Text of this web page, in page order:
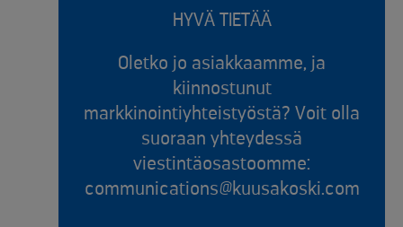
HYVÄ TIETÄÄ
Oletko jo asiakkaamme, ja
kiinnostunut
markkinointiyhteistyöstä? Voit olla
suoraan yhteydessä
viestintäosastoomme:
communications@kuusakoski.com